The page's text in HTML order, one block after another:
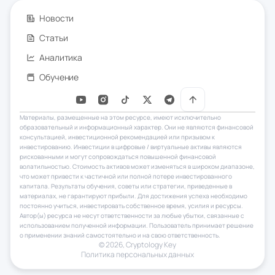
Новости
Статьи
Аналитика
Обучение
Материалы, размещенные на этом ресурсе, имеют исключительно
образовательный и информационный характер. Они не являются финансовой
консультацией, инвестиционной рекомендацией или призывом к
инвестированию. Инвестиции в цифровые / виртуальные активы являются
рискованными и могут сопровождаться повышенной финансовой
волатильностью. Стоимость активов может изменяться в широком диапазоне,
что может привести к частичной или полной потере инвестированного
капитала. Результаты обучения, советы или стратегии, приведенные в
материалах, не гарантируют прибыли. Для достижения успеха необходимо
постоянно учиться, инвестировать собственное время, усилия и ресурсы.
Автор(ы) ресурса не несут ответственности за любые убытки, связанные с
использованием полученной информации. Пользователь принимает решение
о применении знаний самостоятельно и на свою ответственность.
© 2026, Сryptology Key
Политика персональных данных